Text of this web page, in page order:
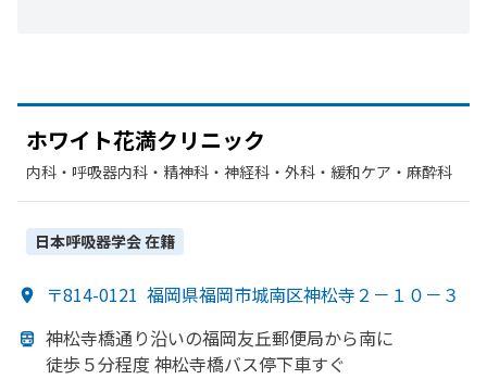
ホワイト花満クリニック
内科・​呼吸器内科・​精神科・神経科・​外科・​緩和ケア・​麻酔科
日本呼吸器学会在籍
〒814-0121 福岡県福岡市城南区神松寺２－１０－３
神松寺橋通り沿いの福岡友丘郵便局から南に
徒歩５分程度 神松寺橋バス停下車すぐ